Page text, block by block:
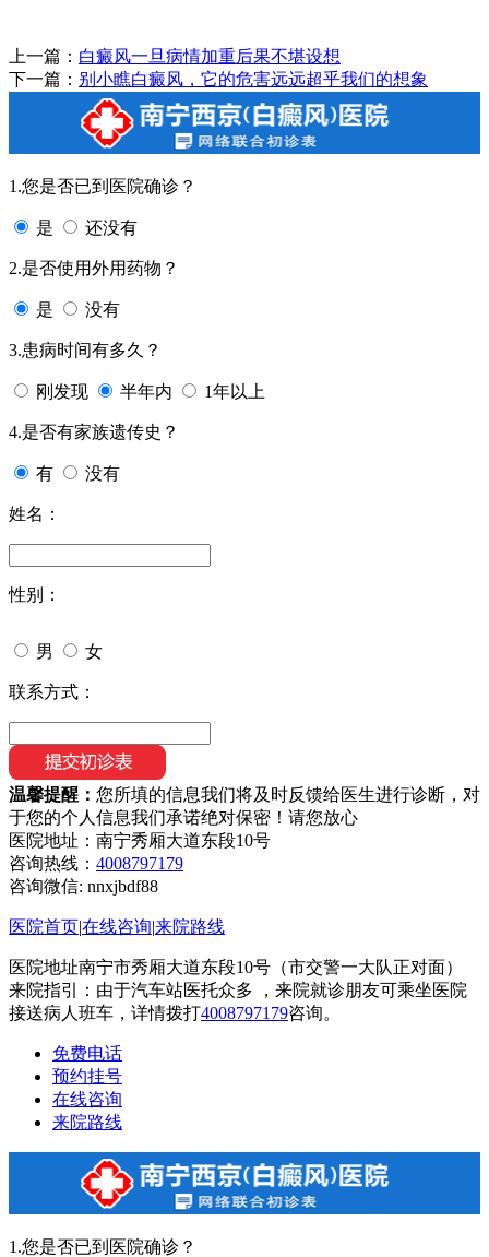
上一篇： 白癜风一旦病情加重后果不堪设想
下一篇： 别小瞧白癜风，它的危害远远超乎我们的想象
1.您是否已到医院确诊？
是 还没有
2.是否使用外用药物？
是 没有
3.患病时间有多久？
刚发现 半年内 1年以上
4.是否有家族遗传史？
有 没有
姓名：
性别：
男 女
联系方式：
温馨提醒： 您所填的信息我们将及时反馈给医生进行诊断，对
于您的个人信息我们承诺绝对保密！请您放心
医院地址：南宁秀厢大道东段10号
咨询热线： 4008797179
咨询微信: nnxjbdf88
医院首页|在线咨询|来院路线
医院地址南宁市秀厢大道东段10号（市交警一大队正对面）
来院指引：由于汽车站医托众多 ，来院就诊朋友可乘坐医院
接送病人班车，详情拨打4008797179咨询。
免费电话
预约挂号
在线咨询
来院路线
1.您是否已到医院确诊？